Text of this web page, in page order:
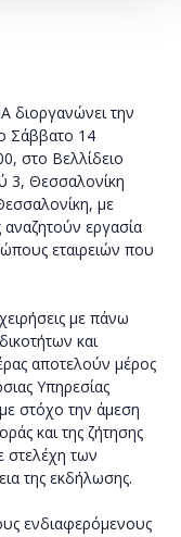
διοργανώνει την
Σάββατο 14
στο Βελλίδειο
3, Θεσσαλονίκη
με
εργασία
εταιρειών που
με πάνω
και
αποτελούν μέρος
Υπηρεσίας
στόχο την άμεση
και της ζήτησης
στελέχη των
της εκδήλωσης.
ενδιαφερόμενους